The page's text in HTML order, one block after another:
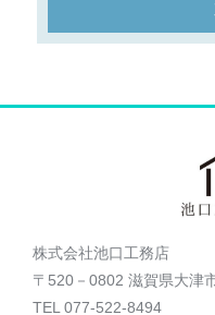
株式会社池口工務店
〒520－0802 滋賀県大津
TEL 077-522-8494